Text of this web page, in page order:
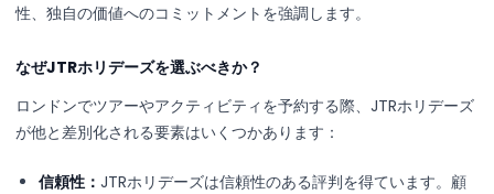
性、独自の価値へのコミットメントを強調します。
なぜJTRホリデーズを選ぶべきか？
ロンドンでツアーやアクティビティを予約する際、JTRホリデーズ
が他と差別化される要素はいくつかあります：
信頼性： JTRホリデーズは信頼性のある評判を得ています。顧